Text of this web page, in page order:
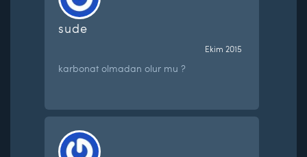
sude
Ekim 2015
karbonat olmadan olur mu ?